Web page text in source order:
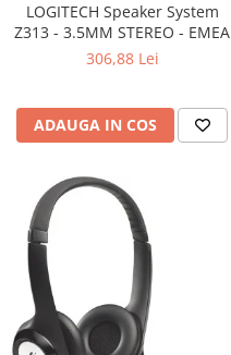
LOGITECH Speaker System
Z313 - 3.5MM STEREO - EMEA
306,88 Lei
ADAUGA IN COS